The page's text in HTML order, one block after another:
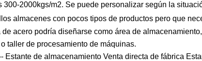
300-2000kgs/m2. Se puede personalizar según la
almacenes con pocos tipos de productos pero que
acero podría diseñarse como área de
taller de procesamiento de máquinas.
Estante de almacenamiento Venta directa de fábrica